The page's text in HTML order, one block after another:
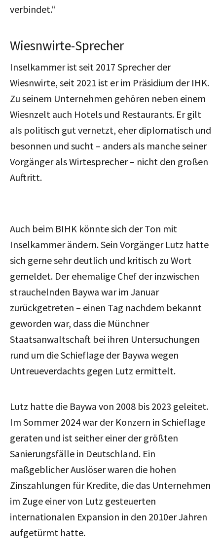
verbindet.“
Wiesnwirte-Sprecher
Inselkammer ist seit 2017 Sprecher der
Wiesnwirte, seit 2021 ist er im Präsidium der IHK.
Zu seinem Unternehmen gehören neben einem
Wiesnzelt auch Hotels und Restaurants. Er gilt
als politisch gut vernetzt, eher diplomatisch und
besonnen und sucht – anders als manche seiner
Vorgänger als Wirtesprecher – nicht den großen
Auftritt.
Auch beim BIHK könnte sich der Ton mit
Inselkammer ändern. Sein Vorgänger Lutz hatte
sich gerne sehr deutlich und kritisch zu Wort
gemeldet. Der ehemalige Chef der inzwischen
strauchelnden Baywa war im Januar
zurückgetreten – einen Tag nachdem bekannt
geworden war, dass die Münchner
Staatsanwaltschaft bei ihren Untersuchungen
rund um die Schieflage der Baywa wegen
Untreueverdachts gegen Lutz ermittelt.
Lutz hatte die Baywa von 2008 bis 2023 geleitet.
Im Sommer 2024 war der Konzern in Schieflage
geraten und ist seither einer der größten
Sanierungsfälle in Deutschland. Ein
maßgeblicher Auslöser waren die hohen
Zinszahlungen für Kredite, die das Unternehmen
im Zuge einer von Lutz gesteuerten
internationalen Expansion in den 2010er Jahren
aufgetürmt hatte.